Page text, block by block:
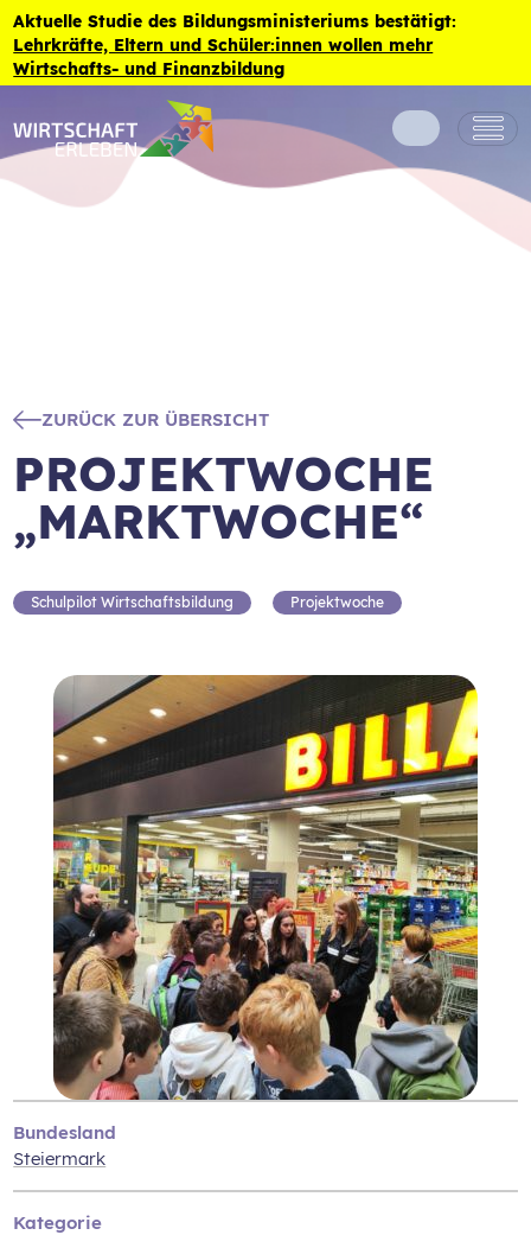
Zum Inhalt der Seite springen
Aktuelle Studie des Bildungsministeriums bestätigt:
Lehrkräfte, Eltern und Schüler:innen wollen mehr
Wirtschafts- und Finanzbildung
ZURÜCK ZUR ÜBERSICHT
PROJEKTWOCHE
„MARKTWOCHE“
Schulpilot Wirtschaftsbildung Projektwoche
Bundesland
Steiermark
Kategorie